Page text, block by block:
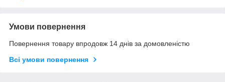
Умови повернення
Повернення товару впродовж 14 днів за домовленістю
Всі умови повернення